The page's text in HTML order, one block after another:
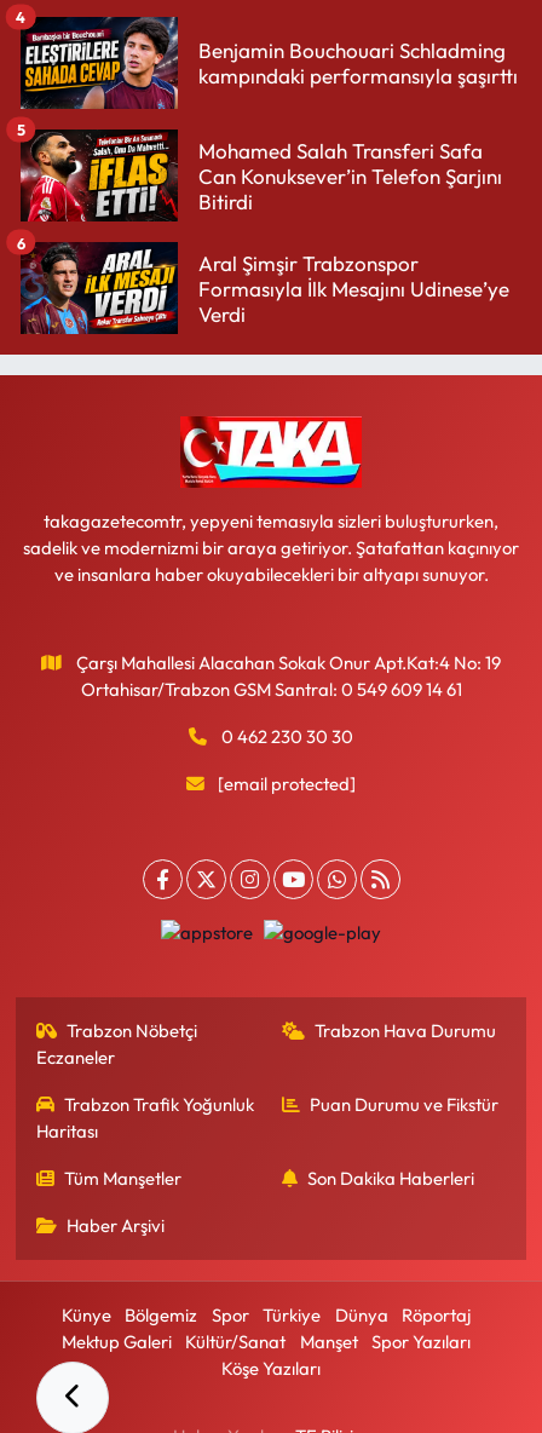
Benjamin Bouchouari Schladming
kampındaki performansıyla şaşırttı
4
Mohamed Salah Transferi Safa
Can Konuksever’in Telefon Şarjını
Bitirdi
5
Aral Şimşir Trabzonspor
Formasıyla İlk Mesajını Udinese’ye
Verdi
6
takagazetecomtr, yepyeni temasıyla sizleri buluştururken,
sadelik ve modernizmi bir araya getiriyor. Şatafattan kaçınıyor
ve insanlara haber okuyabilecekleri bir altyapı sunuyor.
Çarşı Mahallesi Alacahan Sokak Onur Apt.Kat:4 No: 19
Ortahisar/Trabzon GSM Santral: 0 549 609 14 61
0 462 230 30 30
[email protected]
Trabzon Nöbetçi
Eczaneler
Trabzon Hava Durumu
Trabzon Trafik Yoğunluk
Haritası
Puan Durumu ve Fikstür
Tüm Manşetler Son Dakika Haberleri
Haber Arşivi
Künye Bölgemiz Spor Türkiye Dünya
Röportaj
Mektup Galeri
Kültür/Sanat Manşet
Spor Yazıları
Köşe Yazıları